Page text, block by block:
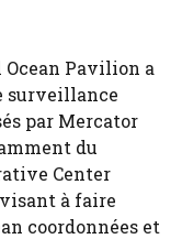
Pavilion a
surveillance
par Mercator
du
Center
à faire
coordonnées et